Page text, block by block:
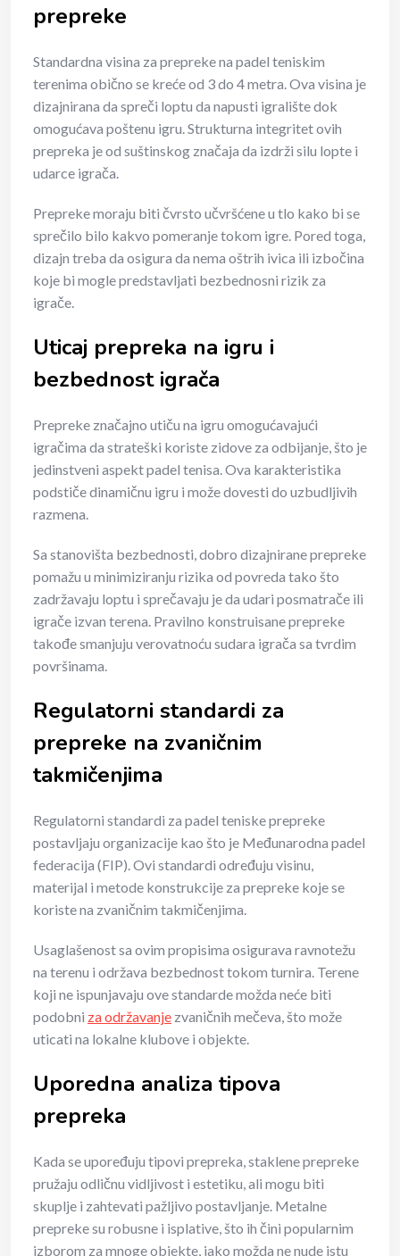
prepreke
Standardna visina za prepreke na padel teniskim
terenima obično se kreće od 3 do 4 metra. Ova visina je
dizajnirana da spreči loptu da napusti igralište dok
omogućava poštenu igru. Strukturna integritet ovih
prepreka je od suštinskog značaja da izdrži silu lopte i
udarce igrača.
Prepreke moraju biti čvrsto učvršćene u tlo kako bi se
sprečilo bilo kakvo pomeranje tokom igre. Pored toga,
dizajn treba da osigura da nema oštrih ivica ili izbočina
koje bi mogle predstavljati bezbednosni rizik za
igrače.
Uticaj prepreka na igru i
bezbednost igrača
Prepreke značajno utiču na igru omogućavajući
igračima da strateški koriste zidove za odbijanje, što je
jedinstveni aspekt padel tenisa. Ova karakteristika
podstiče dinamičnu igru i može dovesti do uzbudljivih
razmena.
Sa stanovišta bezbednosti, dobro dizajnirane prepreke
pomažu u minimiziranju rizika od povreda tako što
zadržavaju loptu i sprečavaju je da udari posmatrače ili
igrače izvan terena. Pravilno konstruisane prepreke
takođe smanjuju verovatnoću sudara igrača sa tvrdim
površinama.
Regulatorni standardi za
prepreke na zvaničnim
takmičenjima
Regulatorni standardi za padel teniske prepreke
postavljaju organizacije kao što je Međunarodna padel
federacija (FIP). Ovi standardi određuju visinu,
materijal i metode konstrukcije za prepreke koje se
koriste na zvaničnim takmičenjima.
Usaglašenost sa ovim propisima osigurava ravnotežu
na terenu i održava bezbednost tokom turnira. Terene
koji ne ispunjavaju ove standarde možda neće biti
podobni za održavanje zvaničnih mečeva, što može
uticati na lokalne klubove i objekte.
Uporedna analiza tipova
prepreka
Kada se upoređuju tipovi prepreka, staklene prepreke
pružaju odličnu vidljivost i estetiku, ali mogu biti
skuplje i zahtevati pažljivo postavljanje. Metalne
prepreke su robusne i isplative, što ih čini popularnim
izborom za mnoge objekte, iako možda ne nude istu